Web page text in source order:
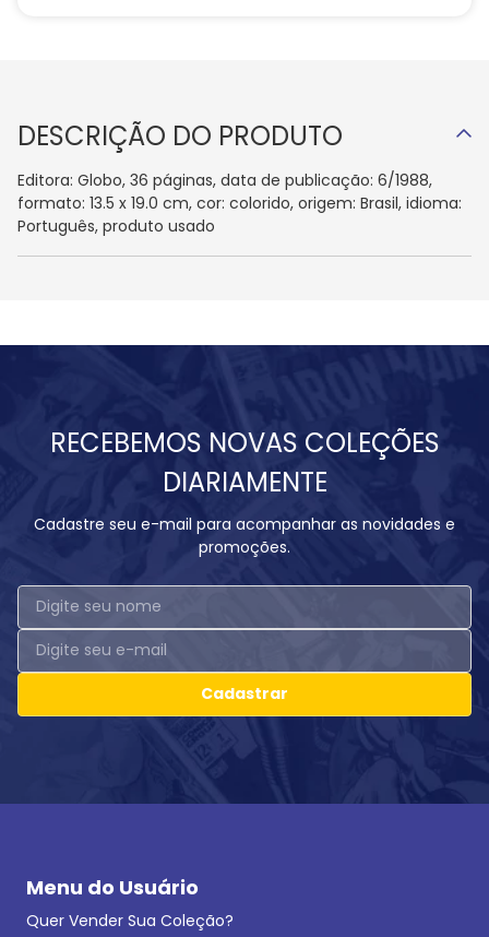
DESCRIÇÃO DO PRODUTO
Editora: Globo, 36 páginas, data de publicação: 6/1988,
formato: 13.5 x 19.0 cm, cor: colorido, origem: Brasil, idioma:
Português, produto usado
RECEBEMOS NOVAS COLEÇÕES
DIARIAMENTE
Cadastre seu e-mail para acompanhar as novidades e
promoções.
Cadastrar
Menu do Usuário
Quer Vender Sua Coleção?